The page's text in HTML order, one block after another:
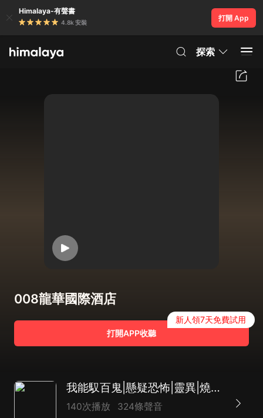
Himalaya-有聲書
4.8k 安裝
打開 App
探索
008龍華國際酒店
打開APP收聽
新人領7天免費試用
我能馭百鬼|懸疑恐怖|靈異|燒腦破案|都市完本
140次播放 324條聲音